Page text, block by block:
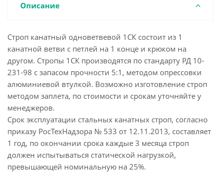
Описание
Строп канатный одноветвевой 1СК состоит из 1
канатной ветви с петлей на 1 конце и крюком на
другом. Стропы 1СК производятся по стандарту РД 10-
231-98 с запасом прочности 5:1, методом опрессовки
алюминиевой втулкой. Возможно изготовление строп
методом заплета, по стоимости и срокам уточняйте у
менеджеров.
Срок эксплуатации стальных канатных строп, согласно
приказу РосТехНадзора № 533 от 12.11.2013, составляет
1 год, по окончании срока каждые 3 месяца строп
должен испытываться статической нагрузкой,
превышающей номинальную на 25%.